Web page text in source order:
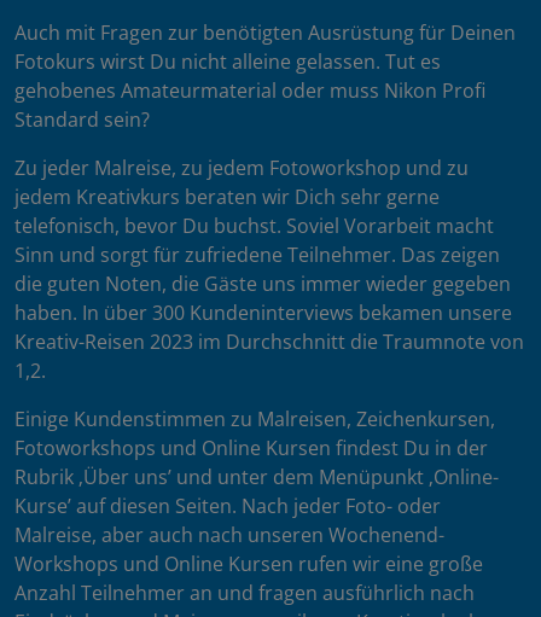
Auch mit Fragen zur benötigten Ausrüstung für Deinen
Fotokurs wirst Du nicht alleine gelassen. Tut es
gehobenes Amateurmaterial oder muss Nikon Profi
Standard sein?
Zu jeder Malreise, zu jedem Fotoworkshop und zu
jedem Kreativkurs beraten wir Dich sehr gerne
telefonisch, bevor Du buchst. Soviel Vorarbeit macht
Sinn und sorgt für zufriedene Teilnehmer. Das zeigen
die guten Noten, die Gäste uns immer wieder gegeben
haben. In über 300 Kundeninterviews bekamen unsere
Kreativ-Reisen 2023 im Durchschnitt die Traumnote von
1,2.
Einige Kundenstimmen zu Malreisen, Zeichenkursen,
Fotoworkshops und Online Kursen findest Du in der
Rubrik ‚Über uns’ und unter dem Menüpunkt ‚Online-
Kurse’ auf diesen Seiten. Nach jeder Foto- oder
Malreise, aber auch nach unseren Wochenend-
Workshops und Online Kursen rufen wir eine große
Anzahl Teilnehmer an und fragen ausführlich nach